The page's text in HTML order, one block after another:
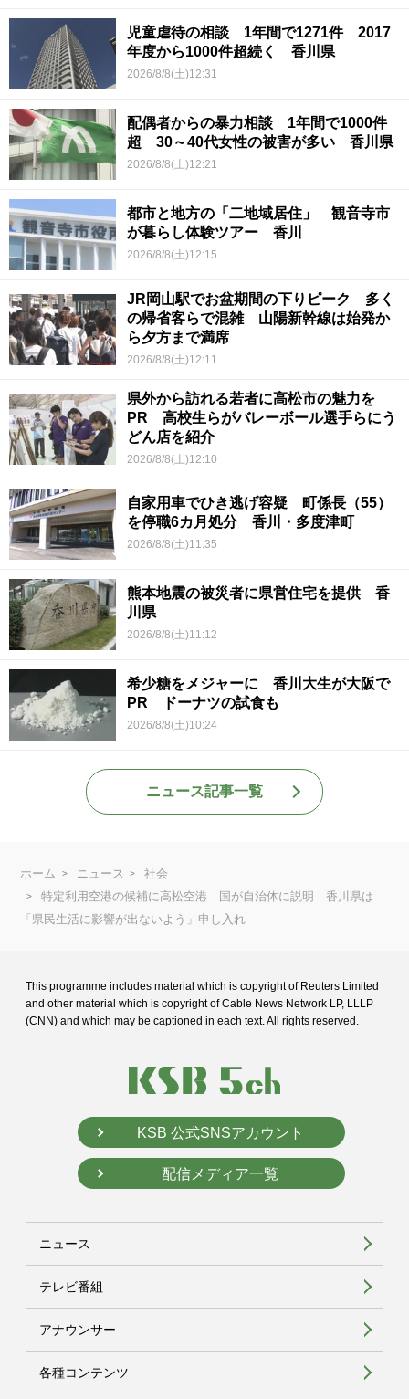
児童虐待の相談 1年間で1271件 2017
年度から1000件超続く 香川県
2026/8/8(土)12:31
配偶者からの暴力相談 1年間で1000件
超 30～40代女性の被害が多い 香川県
2026/8/8(土)12:21
都市と地方の「二地域居住」 観音寺市
が暮らし体験ツアー 香川
2026/8/8(土)12:15
JR岡山駅でお盆期間の下りピーク 多く
の帰省客らで混雑 山陽新幹線は始発か
ら夕方まで満席
2026/8/8(土)12:11
県外から訪れる若者に高松市の魅力を
PR 高校生らがバレーボール選手らにう
どん店を紹介
2026/8/8(土)12:10
自家用車でひき逃げ容疑 町係長（55）
を停職6カ月処分 香川・多度津町
2026/8/8(土)11:35
熊本地震の被災者に県営住宅を提供 香
川県
2026/8/8(土)11:12
希少糖をメジャーに 香川大生が大阪で
PR ドーナツの試食も
2026/8/8(土)10:24
ニュース記事一覧
ホーム ニュース
社会
特定利用空港の候補に高松空港 国が自治体に説明 香川県は
「県民生活に影響が出ないよう」申し入れ
This programme includes material which is copyright of Reuters Limited
and other material which is copyright of Cable News Network LP, LLLP
(CNN) and which may be captioned in each text. All rights reserved.
KSB 公式SNSアカウント
配信メディア一覧
ニュース
テレビ番組
アナウンサー
各種コンテンツ